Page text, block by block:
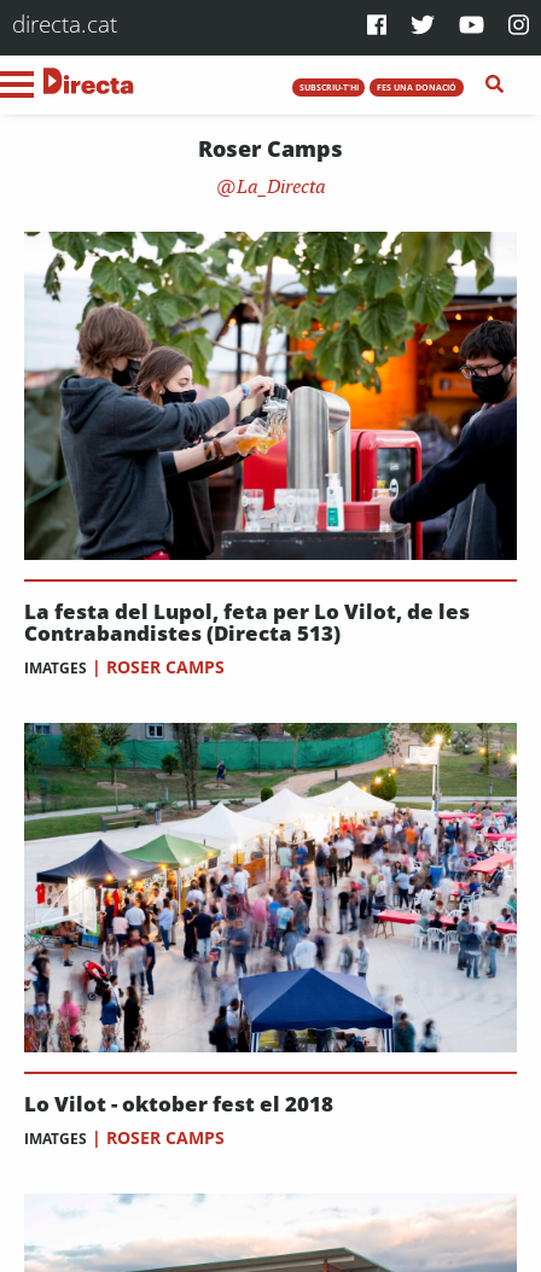
directa.cat
SUBSCRIU-T'HI FES UNA DONACIÓ
Roser Camps
La_Directa
La festa del Lupol, feta per Lo Vilot, de les
Contrabandistes (Directa 513)
IMATGES | ROSER CAMPS
Lo Vilot - oktober fest el 2018
IMATGES | ROSER CAMPS